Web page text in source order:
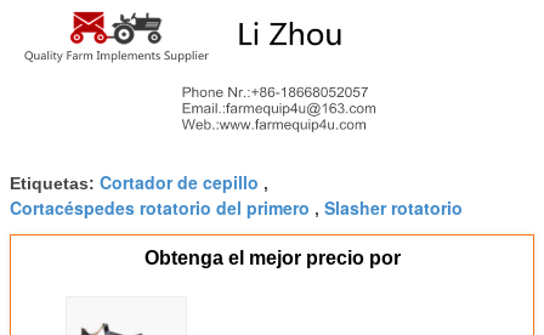
Etiquetas: Cortador de cepillo ,
Cortacéspedes rotatorio del primero , Slasher rotatorio
Obtenga el mejor precio por